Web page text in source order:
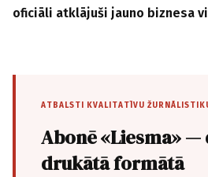
oficiāli atklājuši jauno biznesa
ATBALSTI KVALITATĪVU
Abonē «Liesma»
drukātā formātā